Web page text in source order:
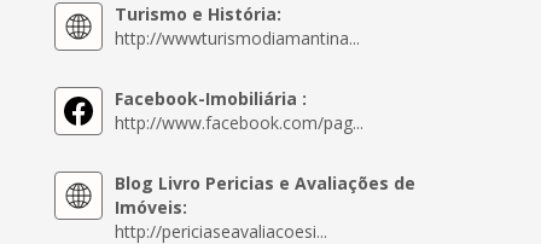
Turismo e História:
http://wwwturismodiamantina...
Facebook-Imobiliária :
http://www.facebook.com/pag...
Blog Livro Pericias e Avaliações de
Imóveis:
http://periciaseavaliacoesi...